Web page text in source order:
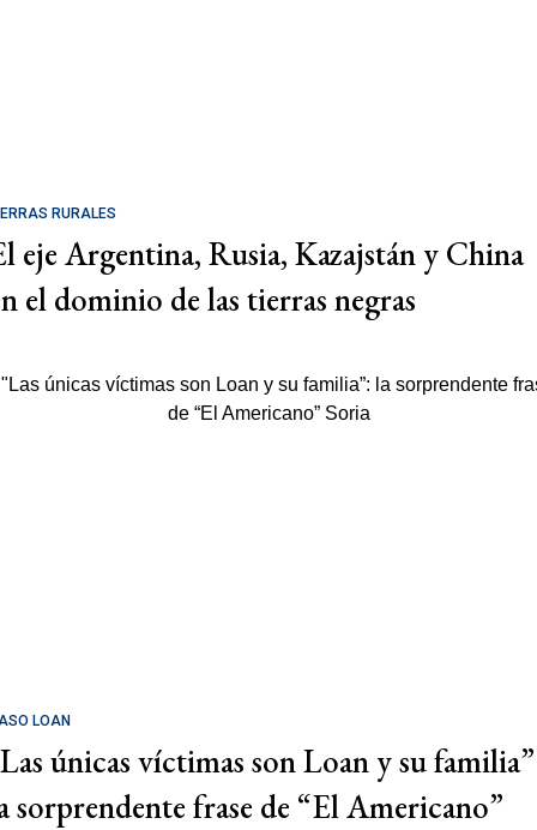
RURALES
eje Argentina, Rusia, Kazajstán y China
el dominio de las tierras negras
LOAN
únicas víctimas son Loan y su
sorprendente frase de “El Americano”